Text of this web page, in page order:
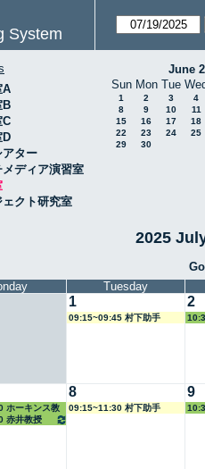
System
A
B
C
D
アター
メディア演習室
ェクト研究室
June
Sun Mon Tue
1 2 3
4
8
9 10
11
15
16 17
18
22
23 24
25
29
30
2025
Tuesday
1
09:15~09:45 村下助手
2
ホーキンス教
赤井教授
8
09:15~11:30 村下助手
9